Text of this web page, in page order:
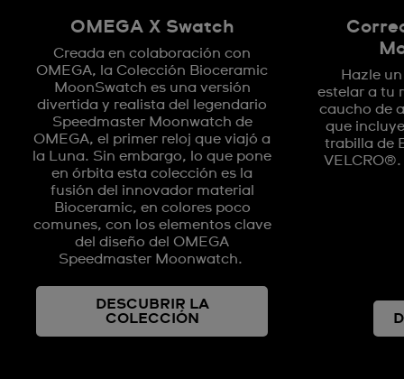
OMEGA X Swatch
Creada en colaboración con
OMEGA, la Colección Bioceramic
MoonSwatch es una versión
divertida y realista del legendario
Speedmaster Moonwatch de
OMEGA, el primer reloj que viajó a
la Luna. Sin embargo, lo que pone
en órbita esta colección es la
fusión del innovador material
Bioceramic, en colores poco
comunes, con los elementos clave
del diseño del OMEGA
Speedmaster Moonwatch.
DESCUBRIR LA
COLECCIÓN
Hazle
estelar a tu
caucho de
que
trabilla de